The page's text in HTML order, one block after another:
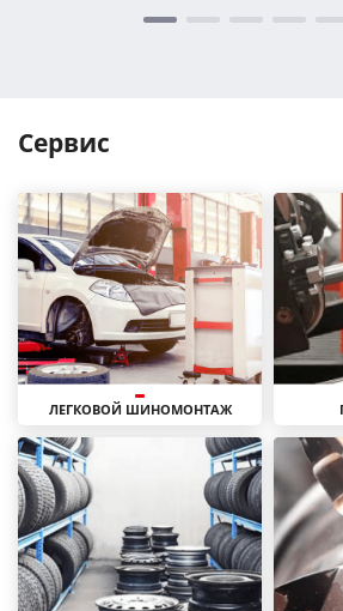
Сервис
ЛЕГКОВОЙ ШИНОМОНТАЖ